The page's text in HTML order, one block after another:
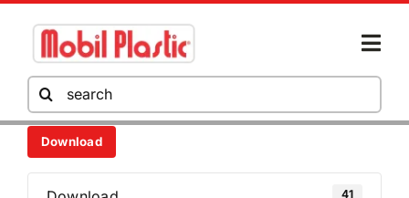
contenuto
Cerca
per:
Download
41